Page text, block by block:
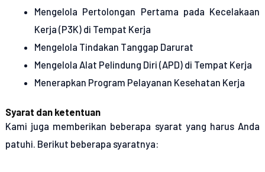
Mengelola Pertolongan Pertama pada Kecelakaan
Kerja (P3K) di Tempat Kerja
Mengelola Tindakan Tanggap Darurat
Mengelola Alat Pelindung Diri (APD) di Tempat Kerja
Menerapkan Program Pelayanan Kesehatan Kerja
Syarat dan ketentuan
Kami juga memberikan beberapa syarat yang harus Anda
patuhi. Berikut beberapa syaratnya: